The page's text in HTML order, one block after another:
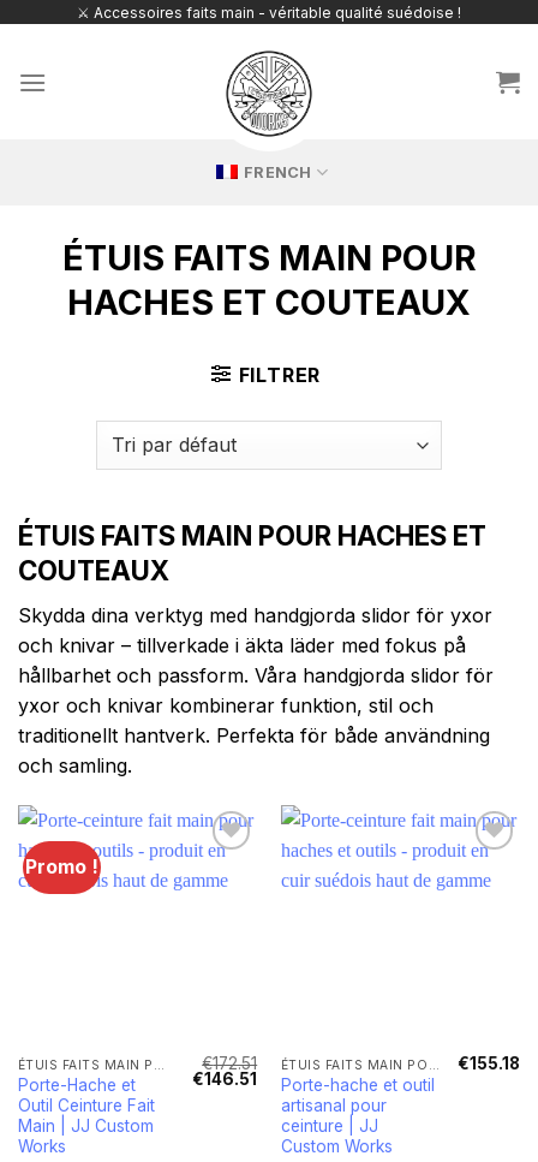
contenu
⚔️ Accessoires faits main - véritable qualité suédoise !
FRENCH
ÉTUIS FAITS MAIN POUR
HACHES ET COUTEAUX
FILTRER
ÉTUIS FAITS MAIN POUR HACHES ET
COUTEAUX
Skydda dina verktyg med handgjorda slidor för yxor
och knivar – tillverkade i äkta läder med fokus på
hållbarhet och passform. Våra handgjorda slidor för
yxor och knivar kombinerar funktion, stil och
traditionellt hantverk. Perfekta för både användning
och samling.
Promo !
ÉTUIS FAITS MAIN POUR HACHES ET COUTEAUX
Porte-Hache et
Outil Ceinture Fait
Main | JJ Custom
Works
€172.51
Le
€146.51
prix
actuel
est :
€146.51.
ÉTUIS FAITS MAIN POUR HACHES ET COUTEAUX
Porte-hache et outil
artisanal pour
ceinture | JJ
Custom Works
€155.18